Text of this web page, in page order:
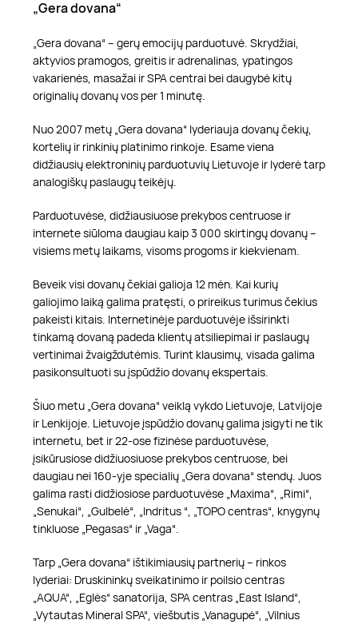
„Gera dovana“
„Gera dovana“ – gerų emocijų parduotuvė. Skrydžiai,
aktyvios pramogos, greitis ir adrenalinas, ypatingos
vakarienės, masažai ir SPA centrai bei daugybė kitų
originalių dovanų vos per 1 minutę.
Nuo 2007 metų „Gera dovana“ lyderiauja dovanų čekių,
kortelių ir rinkinių platinimo rinkoje. Esame viena
didžiausių elektroninių parduotuvių Lietuvoje ir lyderė tarp
analogiškų paslaugų teikėjų.
Parduotuvėse, didžiausiuose prekybos centruose ir
internete siūloma daugiau kaip 3 000 skirtingų dovanų –
visiems metų laikams, visoms progoms ir kiekvienam.
Beveik visi dovanų čekiai galioja 12 mėn. Kai kurių
galiojimo laiką galima pratęsti, o prireikus turimus čekius
pakeisti kitais. Internetinėje parduotuvėje išsirinkti
tinkamą dovaną padeda klientų atsiliepimai ir paslaugų
vertinimai žvaigždutėmis. Turint klausimų, visada galima
pasikonsultuoti su įspūdžio dovanų ekspertais.
Šiuo metu „Gera dovana“ veiklą vykdo Lietuvoje, Latvijoje
ir Lenkijoje. Lietuvoje įspūdžio dovanų galima įsigyti ne tik
internetu, bet ir 22-ose fizinėse parduotuvėse,
įsikūrusiose didžiuosiuose prekybos centruose, bei
daugiau nei 160-yje specialių „Gera dovana“ stendų. Juos
galima rasti didžiosiose parduotuvėse „Maxima“, „Rimi“,
„Senukai“, „Gulbelė“, „Indritus “, „TOPO centras“, knygynų
tinkluose „Pegasas“ ir „Vaga“.
Tarp „Gera dovana“ ištikimiausių partnerių – rinkos
lyderiai: Druskininkų sveikatinimo ir poilsio centras
„AQUA“, „Eglės“ sanatorija, SPA centras „East Island“,
„Vytautas Mineral SPA“, viešbutis „Vanagupė“, „Vilnius